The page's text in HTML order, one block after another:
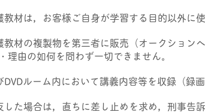
材は，お客様ご自身が学習する目的以外に
材の複製物を第三者に販売（オークション
理由の如何を問わず一切できません。
ルーム内において講義内容等を収録（録
した場合は，直ちに差し止めを求め，刑事告